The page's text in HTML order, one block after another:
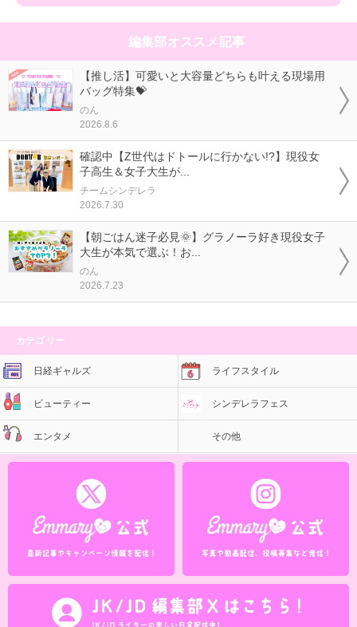
編集部オススメ記事
【推し活】可愛いと大容量どちらも叶える現場用
バッグ特集💝
のん
2026.8.6
確認中【Z世代はドトールに行かない!?】現役女
子高生＆女子大生が...
チームシンデレラ
2026.7.30
【朝ごはん迷子必見🌞】グラノーラ好き現役女子
大生が本気で選ぶ！お...
のん
2026.7.23
カテゴリー
日経ギャルズ ライフスタイル
ビューティー シンデレラフェス
エンタメ その他